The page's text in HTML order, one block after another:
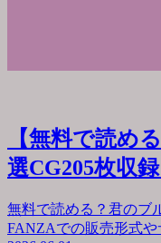
【無料で読め
選CG205枚収
無料で読める？君のブ
FANZAでの販売形式や